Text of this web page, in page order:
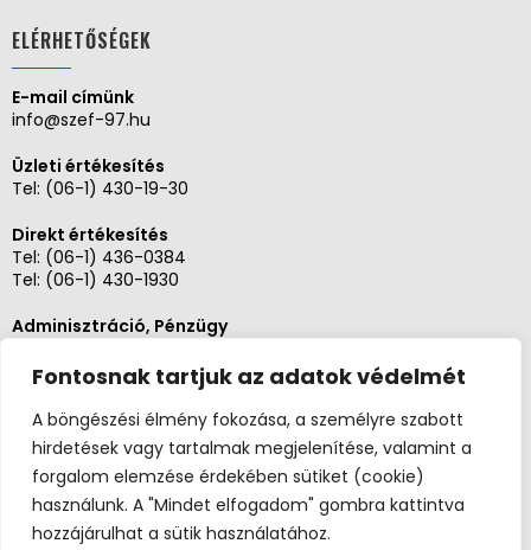
Fontosnak tartjuk az adatok védelmét
A böngészési élmény fokozása, a személyre szabott
hirdetések vagy tartalmak megjelenítése, valamint a
forgalom elemzése érdekében sütiket (cookie)
használunk. A "Mindet elfogadom" gombra kattintva
hozzájárulhat a sütik használatához.
ELÉRHETŐSÉGEK
E-mail címünk
info@szef-97.hu
Üzleti értékesítés
Tel: (06-1) 430-19-30
Direkt értékesítés
Tel: (06-1) 436-0384
Tel: (06-1) 430-1930
Adminisztráció, Pénzügy
Szerviz és karbantartás
Tel: (06-20)3268654
Tel: (06-1) 436-0384